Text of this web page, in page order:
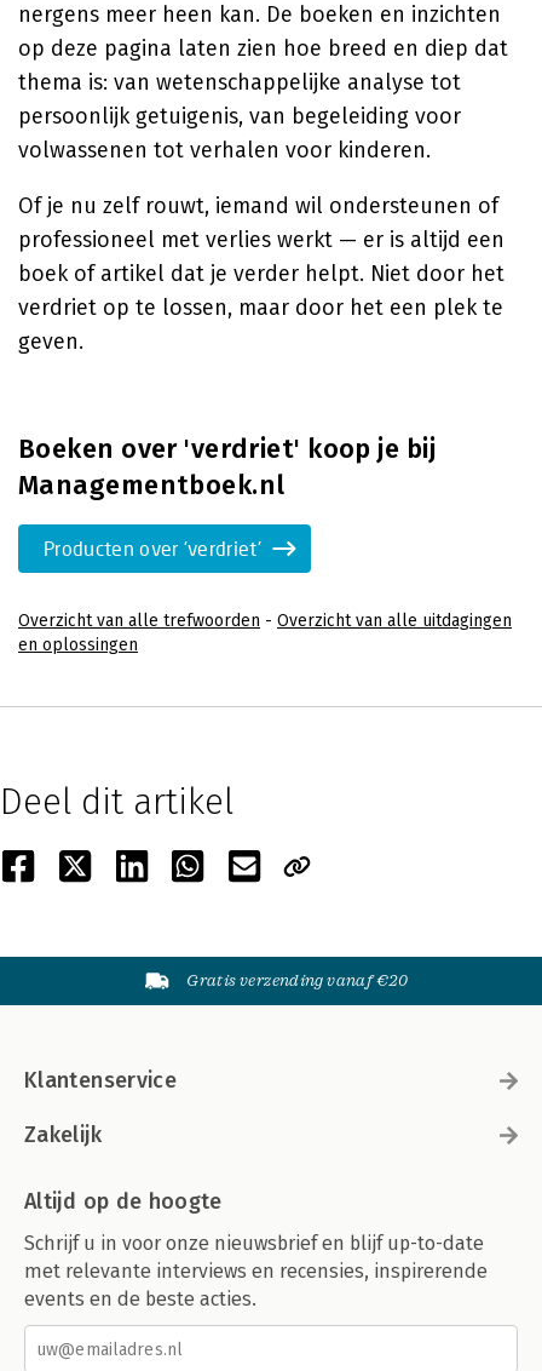
nergens meer heen kan. De boeken en inzichten
op deze pagina laten zien hoe breed en diep dat
thema is: van wetenschappelijke analyse tot
persoonlijk getuigenis, van begeleiding voor
volwassenen tot verhalen voor kinderen.
Of je nu zelf rouwt, iemand wil ondersteunen of
professioneel met verlies werkt — er is altijd een
boek of artikel dat je verder helpt. Niet door het
verdriet op te lossen, maar door het een plek te
geven.
Boeken over 'verdriet' koop je bij
Managementboek.nl
Producten over 'verdriet'
Overzicht van alle trefwoorden - Overzicht van alle uitdagingen
en oplossingen
Deel dit artikel
Gratis verzending vanaf €20
Klantenservice
Zakelijk
Altijd op de hoogte
Schrijf u in voor onze nieuwsbrief en blijf up-to-date
met relevante interviews en recensies, inspirerende
events en de beste acties.